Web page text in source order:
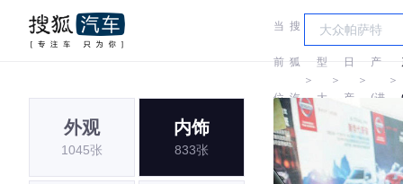
当
前
位
置:
搜
狐
汽
车
＞
车
型
大
全
＞
日
产
＞
日
产
(进
口)
＞
外观
1045张
内饰
833张